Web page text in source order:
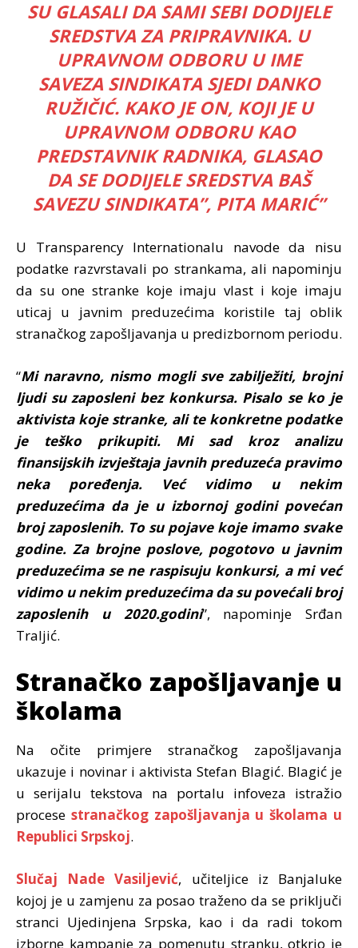
SU GLASALI DA SAMI SEBI DODIJELE
SREDSTVA ZA PRIPRAVNIKA. U
UPRAVNOM ODBORU U IME
SAVEZA SINDIKATA SJEDI DANKO
RUŽIČIĆ. KAKO JE ON, KOJI JE U
UPRAVNOM ODBORU KAO
PREDSTAVNIK RADNIKA, GLASAO
DA SE DODIJELE SREDSTVA BAŠ
SAVEZU SINDIKATA”, PITA MARIĆ”
U Transparency Internationalu navode da nisu
podatke razvrstavali po strankama, ali napominju
da su one stranke koje imaju vlast i koje imaju
uticaj u javnim preduzećima koristile taj oblik
stranačkog zapošljavanja u predizbornom periodu.
“Mi naravno, nismo mogli sve zabilježiti, brojni
ljudi su zaposleni bez konkursa. Pisalo se ko je
aktivista koje stranke, ali te konkretne podatke
je teško prikupiti. Mi sad kroz analizu
finansijskih izvještaja javnih preduzeća pravimo
neka poređenja. Već vidimo u nekim
preduzećima da je u izbornoj godini povećan
broj zaposlenih. To su pojave koje imamo svake
godine. Za brojne poslove, pogotovo u javnim
preduzećima se ne raspisuju konkursi, a mi već
vidimo u nekim preduzećima da su povećali broj
zaposlenih u 2020.godini”, napominje Srđan
Traljić.
Stranačko zapošljavanje u
školama
Na očite primjere stranačkog zapošljavanja
ukazuje i novinar i aktivista Stefan Blagić. Blagić je
u serijalu tekstova na portalu infoveza istražio
procese stranačkog zapošljavanja u školama u
Republici Srpskoj.
Slučaj Nade Vasiljević, učiteljice iz Banjaluke
kojoj je u zamjenu za posao traženo da se priključi
stranci Ujedinjena Srpska, kao i da radi tokom
izborne kampanje za pomenutu stranku, otkrio je